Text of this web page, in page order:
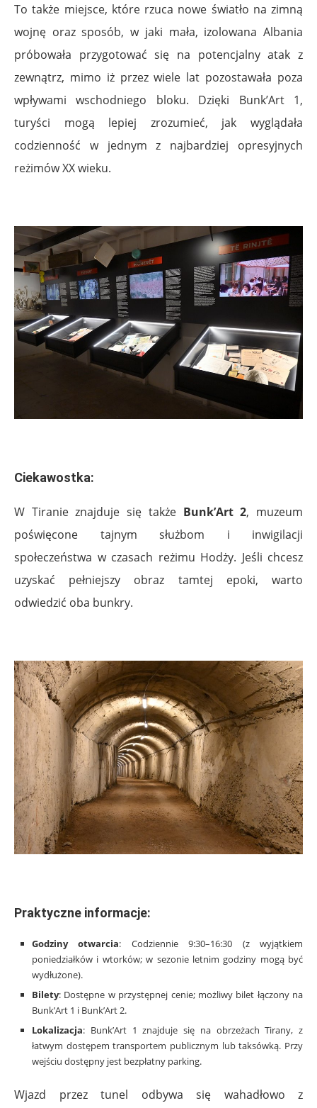
To także miejsce, które rzuca nowe światło na zimną
wojnę oraz sposób, w jaki mała, izolowana Albania
próbowała przygotować się na potencjalny atak z
zewnątrz, mimo iż przez wiele lat pozostawała poza
wpływami wschodniego bloku. Dzięki Bunk’Art 1,
turyści mogą lepiej zrozumieć, jak wyglądała
codzienność w jednym z najbardziej opresyjnych
reżimów XX wieku.
Ciekawostka:
W Tiranie znajduje się także Bunk’Art 2, muzeum
poświęcone tajnym służbom i inwigilacji
społeczeństwa w czasach reżimu Hodży. Jeśli chcesz
uzyskać pełniejszy obraz tamtej epoki, warto
odwiedzić oba bunkry.
Praktyczne informacje:
Godziny otwarcia: Codziennie 9:30–16:30 (z wyjątkiem
poniedziałków i wtorków; w sezonie letnim godziny mogą być
wydłużone).
Bilety: Dostępne w przystępnej cenie; możliwy bilet łączony na
Bunk’Art 1 i Bunk’Art 2.
Lokalizacja: Bunk’Art 1 znajduje się na obrzeżach Tirany, z
łatwym dostępem transportem publicznym lub taksówką. Przy
wejściu dostępny jest bezpłatny parking.
Wjazd przez tunel odbywa się wahadłowo z